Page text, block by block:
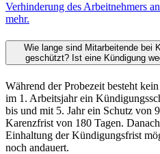
Verhinderung des Arbeitnehmers
mehr.
Wie lange sind Mitarbeitende bei
geschützt? Ist eine Kündigung
Während der Probezeit besteht
im 1. Arbeitsjahr ein
bis und mit 5. Jahr ein Schutz von
Karenzfrist von 180 Tagen.
Einhaltung der Kündigungsfrist
noch andauert.